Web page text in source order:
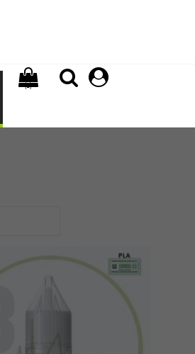
(0)